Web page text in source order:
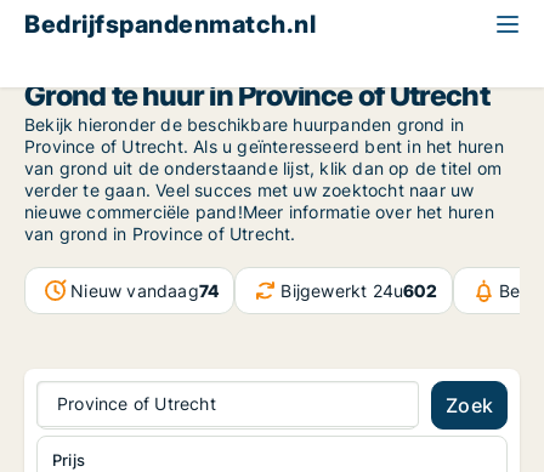
Bedrijfspandenmatch.nl
Grond te huur in Province of Utrecht
Bekijk hieronder de beschikbare huurpanden grond in
Province of Utrecht. Als u geïnteresseerd bent in het huren
van grond uit de onderstaande lijst, klik dan op de titel om
verder te gaan. Veel succes met uw zoektocht naar uw
nieuwe commerciële pand!Meer informatie over het huren
van grond in Province of Utrecht.
Nieuw vandaag74 Bijgewerkt 24u602
Province of Utrecht Zoek
Prijs